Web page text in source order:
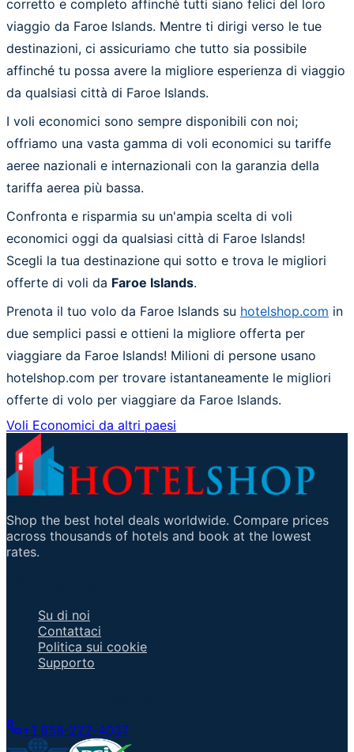
corretto e completo affinché tutti siano felici del loro
viaggio da Faroe Islands. Mentre ti dirigi verso le tue
destinazioni, ci assicuriamo che tutto sia possibile
affinché tu possa avere la migliore esperienza di viaggio
da qualsiasi città di Faroe Islands.
I voli economici sono sempre disponibili con noi;
offriamo una vasta gamma di voli economici su tariffe
aeree nazionali e internazionali con la garanzia della
tariffa aerea più bassa.
Confronta e risparmia su un'ampia scelta di voli
economici oggi da qualsiasi città di Faroe Islands!
Scegli la tua destinazione qui sotto e trova le migliori
offerte di voli da Faroe Islands.
Prenota il tuo volo da Faroe Islands su hotelshop.com in
due semplici passi e ottieni la migliore offerta per
viaggiare da Faroe Islands! Milioni di persone usano
hotelshop.com per trovare istantaneamente le migliori
offerte di volo per viaggiare da Faroe Islands.
Voli Economici da altri paesi
Shop the best hotel deals worldwide. Compare prices
across thousands of hotels and book at the lowest
rates.
Su di noi
Contattaci
Politica sui cookie
Supporto
+1 858-222-4037